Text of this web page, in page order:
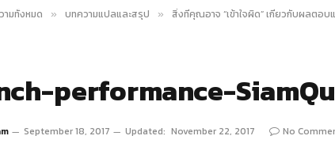
ามทั้งหมด » บทความแปลและสรุป » สิ่งที่คุณอาจ “เข้าใจผิด” เกี่ยวกับผลตอบ
performance-
September 18, 2017 Updated: November 22, 2017 No